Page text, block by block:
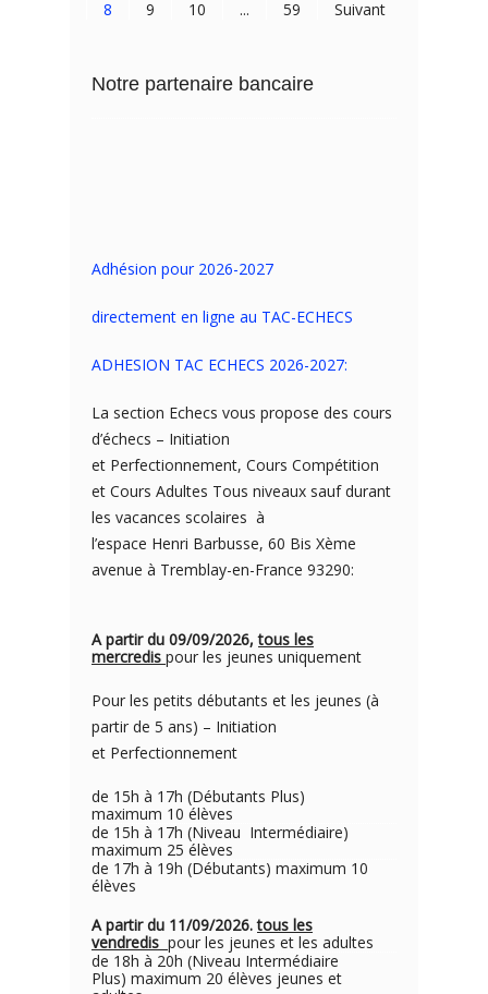
8 9 10 ... 59 Suivant
Notre partenaire bancaire
Adhésion pour 2026-2027
directement en ligne au TAC-ECHECS
ADHESION TAC ECHECS 2026-2027:
La section Echecs vous propose des cours
d’échecs – Initiation
et Perfectionnement, Cours Compétition
et Cours Adultes Tous niveaux sauf durant
les vacances scolaires à
l’espace Henri Barbusse, 60 Bis Xème
avenue à Tremblay-en-France 93290:
A partir du 09/09/2026,tous les
mercredis pour les jeunes uniquement
Pour les petits débutants et les jeunes (à
partir de 5 ans) – Initiation
et Perfectionnement
de 15h à 17h (Débutants Plus)
maximum 10 élèves
de 15h à 17h (Niveau Intermédiaire)
maximum 25 élèves
de 17h à 19h (Débutants) maximum 10
élèves
A partir du 11/09/2026.tous les
vendredis pour les jeunes et les adultes
de 18h à 20h (Niveau Intermédiaire
Plus) maximum 20 élèves jeunes et